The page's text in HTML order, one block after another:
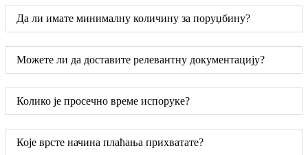
Да ли имате минималну количину за поруџбину?
Можете ли да доставите релевантну документацију?
Колико је просечно време испоруке?
Које врсте начина плаћања прихватате?